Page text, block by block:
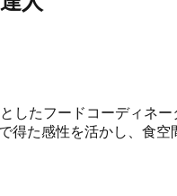
したフードコーディネ
た感性を活かし、食